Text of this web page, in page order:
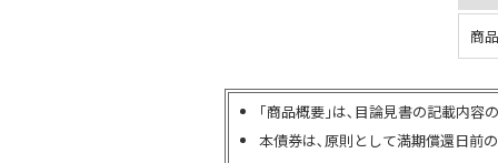
商
｢商品概要｣は､目論見書の記載内容
本債券は､原則として満期償還日前